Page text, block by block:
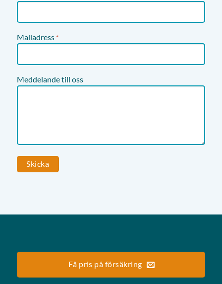
Mailadress *
Meddelande till oss
Få pris på försäkring